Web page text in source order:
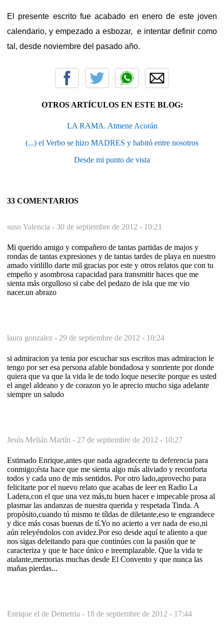
El presente escrito fue acabado en enero de este joven
calendario, y empezado a esbozar, e intentar definir como
tal, desde noviembre del pasado año.
OTROS ARTÍCULOS EN ESTE BLOG:
LA RAMA. Atmene Acorán
(...) el Verbo se hizo MADRES y habitó entre nosotros
Desde mi punto de vista
33 COMENTARIOS
suso Valencia - 30 de septiembre de 2012 - 10:21
Mi querido amigo y compañero de tantas partidas de majos y
rondas de tantas expresiones y de tantas tardes de playa en nuestro
amado virilillo darte mil gracias por este y otros relatos que con tu
empeño y asombrosa capacidad para transmitir haces que me
sienta más orgulloso si cabe del pedazo de isla que me vio
nacer.un abrazo
laura gonzalez - 29 de septiembre de 2012 - 10:24
si admiracion ya tenia por escuchar sus escritos mas admiracion le
tengo por ser esa persona afable bondadosa y sonriente por donde
quiera que va que la vida le de todo loque nesecite porque es usted
el angel aldeano y de corazon yo le aprecio mucho siga adelante
siempre un saludo
Jesús Melián Martín - 27 de septiembre de 2012 - 10:27
Estimado Enrique,antes que nada agradecerte tu deferencia para
conmigo;ésta hace que me sienta algo más aliviado y reconforta
todos y cada uno de mis sentidos. Por otro lado,aprovecho para
felicitarte por el nuevo relato que acabas de leer en Radio La
Ladera,con el que una vez más,tu buen hacer e impecable prosa al
plasmar las andanzas de nuestra querida y respetada Tinda. A
propòsito,cuando tú mismo te tíldas de diletante,eso te engrandece
y dice más cosas buenas de tí.Yo no acierto a ver nada de eso,ni
aún releyéndolos con avidez.Por eso desde aquí te aliento a que
nos sigas deleitando para que continúes con la pasión que te
caracteriza y que te hace único e ireemplazable. Que la vida te
atalante,memorias muchas desde El Convento y que nunca las
mañas pierdas...
Enrique el de Demetria - 18 de septiembre de 2012 - 17:44